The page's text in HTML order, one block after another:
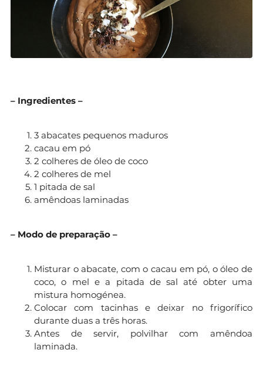
– Ingredientes –
3 abacates pequenos maduros
cacau em pó
2 colheres de óleo de coco
2 colheres de mel
1 pitada de sal
amêndoas laminadas
– Modo de preparação –
Misturar o abacate, com o cacau em pó, o óleo de
coco, o mel e a pitada de sal até obter uma
mistura homogénea.
Colocar com tacinhas e deixar no frigorífico
durante duas a três horas.
Antes de servir, polvilhar com amêndoa
laminada.